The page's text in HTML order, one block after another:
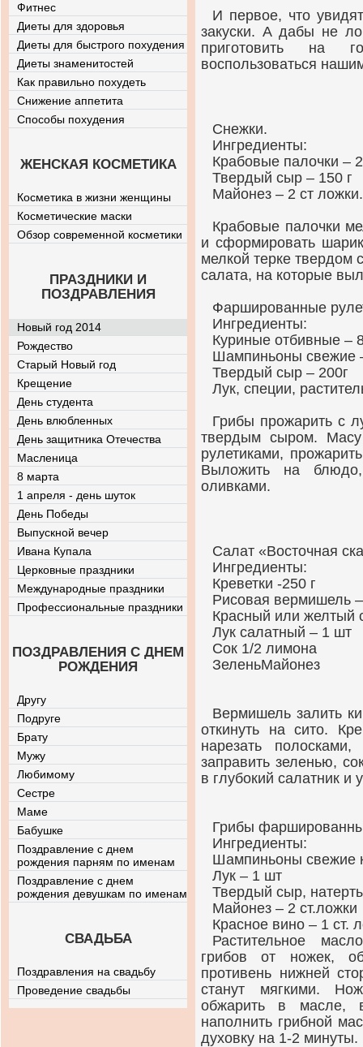
И первое, что
закуски. А дабы не
приготовить на
воспользоваться
Снежки.
Ингредиенты:
Крабовые палочки –
Твердый сыр – 150 г
Майонез – 2 ст ложки.
Крабовые палочки
и сформировать
мелкой терке твердом
салата, на которые
Фаршированные
Ингредиенты:
Куриные отбивные –
Шампиньоны свежие
Твердый сыр – 200г
Лук, специи,
Грибы прожарить с
твердым сыром.
рулетиками,
Выложить на
оливками.
Салат «Восточная
Ингредиенты:
Креветки -250 г
Рисовая вермишель
Красный или желтый
Лук салатный – 1 шт
Сок 1/2 лимона
ЗеленьМайонез
Вермишель залить
откинуть на сито.
нарезать
заправить зеленью,
в глубокий салатник и
Грибы
Ингредиенты:
Шампиньоны свежие
Лук – 1 шт
Твердый сыр,
Майонез – 2 ст.ложки
Красное вино – 1 ст.
Растительное
грибов от ножек,
противень нижней
станут мягкими.
обжарить в масле,
наполнить грибной
духовку на 1-2 минуты.
Фитнес
Диеты для здоровья
Диеты для быстрого похудения
Диеты знаменитостей
Как правильно похудеть
Снижение аппетита
Способы похудения
ЖЕНСКАЯ КОСМЕТИКА
Косметика в жизни женщины
Косметические маски
Обзор современной косметики
ПРАЗДНИКИ И
ПОЗДРАВЛЕНИЯ
Новый год 2014
Рождество
Старый Новый год
Крещение
День студента
День влюбленных
День защитника Отечества
Масленица
8 марта
1 апреля - день шуток
День Победы
Выпускной вечер
Ивана Купала
Церковные праздники
Международные праздники
Профессиональные праздники
ПОЗДРАВЛЕНИЯ С ДНЕМ
РОЖДЕНИЯ
Другу
Подруге
Брату
Мужу
Любимому
Сестре
Маме
Бабушке
Поздравление с днем
рождения парням по именам
Поздравление с днем
рождения девушкам по именам
СВАДЬБА
Поздравления на свадьбу
Проведение свадьбы